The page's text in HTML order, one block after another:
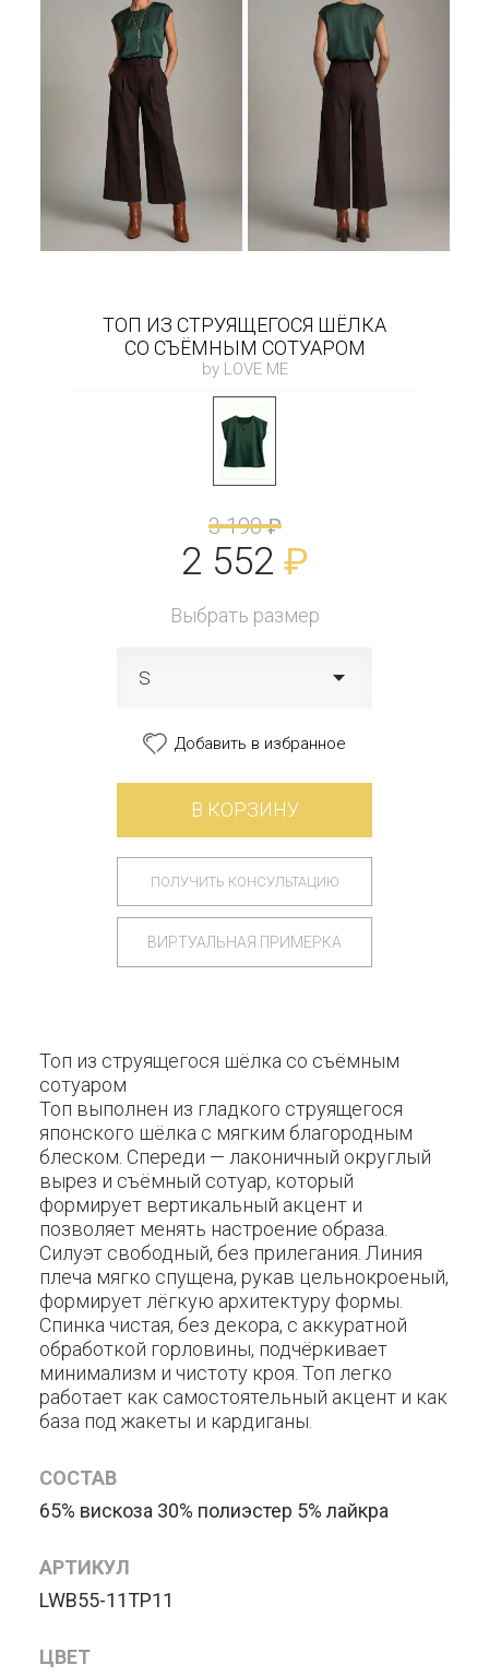
ТОП ИЗ СТРУЯЩЕГОСЯ ШЁЛКА
СО СЪЁМНЫМ СОТУАРОМ
by LOVE ME
3 190 ₽
2 552 ₽
Выбрать размер
S
Добавить в избранное
В КОРЗИНУ
ПОЛУЧИТЬ КОНСУЛЬТАЦИЮ
ВИРТУАЛЬНАЯ ПРИМЕРКА
Топ из струящегося шёлка со съёмным
сотуаром
Топ выполнен из гладкого струящегося
японского шёлка с мягким благородным
блеском. Спереди — лаконичный округлый
вырез и съёмный сотуар, который
формирует вертикальный акцент и
позволяет менять настроение образа.
Силуэт свободный, без прилегания. Линия
плеча мягко спущена, рукав цельнокроеный,
формирует лёгкую архитектуру формы.
Спинка чистая, без декора, с аккуратной
обработкой горловины, подчёркивает
минимализм и чистоту кроя. Топ легко
работает как самостоятельный акцент и как
база под жакеты и кардиганы.
АРТИКУЛ
LWB55-11TP11
ЦВЕТ
СОСТАВ
65% вискоза 30% полиэстер 5% лайкра